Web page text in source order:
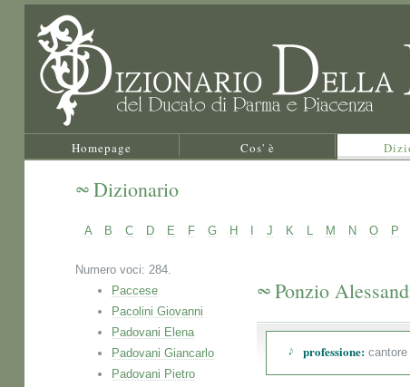
Homepage Cos' è
Dizionario
A B C D E F G H J K L M N O P
Numero voci: 284.
Paccese
Pacolini Giovanni
Padovani Elena
Padovani Giancarlo
Padovani Pietro
Ponzio
professione: cantore